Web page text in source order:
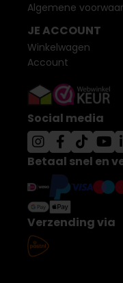
Algemene
JE ACCOUNT
Winkelwagen
Account
Social media
Betaal snel en
Verzending via